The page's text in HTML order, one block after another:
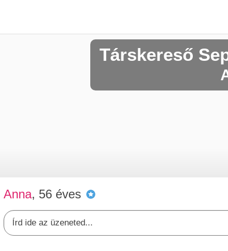
Társkereső
Anna, 56 éves